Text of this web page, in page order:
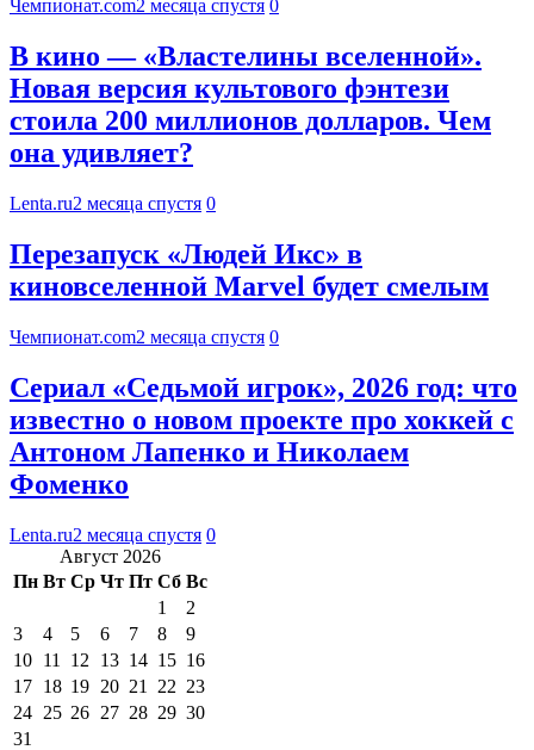
Чемпионат.com2 месяца спустя 0
В кино — «Властелины вселенной».
Новая версия культового фэнтези
стоила 200 миллионов долларов. Чем
она удивляет?
Lenta.ru2 месяца спустя 0
Перезапуск «Людей Икс» в
киновселенной Marvel будет смелым
Чемпионат.com2 месяца спустя 0
Сериал «Седьмой игрок», 2026 год: что
известно о новом проекте про хоккей с
Антоном Лапенко и Николаем
Фоменко
Lenta.ru2 месяца спустя 0
Август 2026
Пн Вт Ср Чт Пт Сб Вс
1
2
3
4 5 6 7 8
9
10 11 12 13 14 15 16
17 18 19 20 21 22 23
24 25 26 27 28 29 30
31